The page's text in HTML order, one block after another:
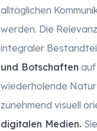
alltäglichen
werden. Die
integraler
und Botschaften auf
wiederholende
zunehmend visuell
digitalen Medien.